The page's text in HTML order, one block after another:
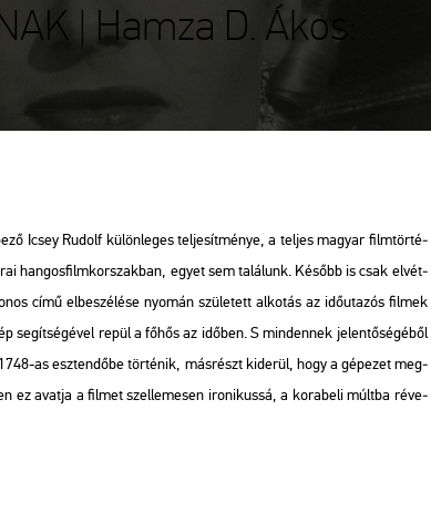
| Hamza D. Ákos:
Icsey Ru­dolf kü­lön­le­ges tel­je­sít­mé­nye, a tel­jes ma­gyar film­tör­té­
han­gos­film­kor­szak­ban, egyet sem ta­lá­lunk. Ké­sőbb is csak el­vét­
című el­be­szé­lé­se nyo­mán szü­le­tett al­ko­tás az idő­uta­zós fil­mek
se­gít­sé­gé­vel repül a főhős az idő­ben. S minden­nek je­len­tő­sé­gé­ből
as esz­ten­dő­be tör­té­nik, más­részt ki­de­rül, hogy a gé­pe­zet meg­
ez avat­ja a fil­met szel­le­me­sen iro­ni­kus­sá, a ko­ra­be­li múlt­ba ré­ve­